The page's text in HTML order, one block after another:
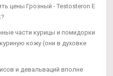
цены Грозный - Testosteron E
части курицы и помидорки
кожу (они в духовке
и девальваций вполне